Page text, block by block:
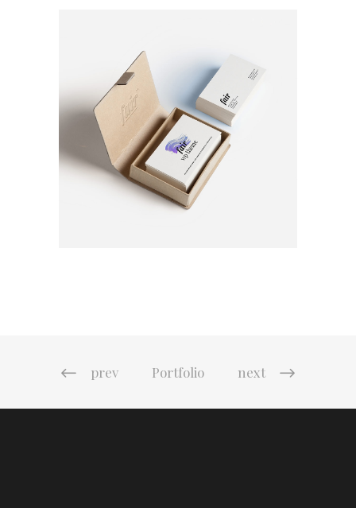
prev Portfolio next